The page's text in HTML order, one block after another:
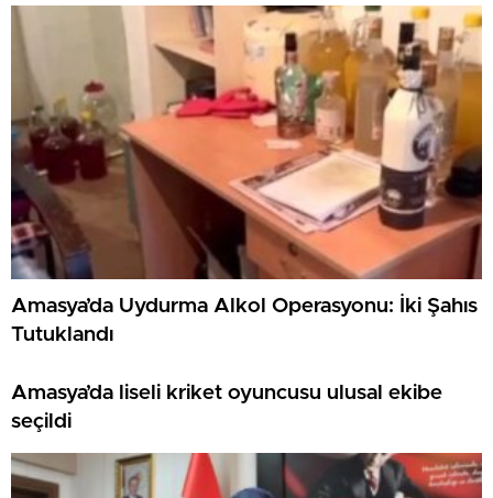
Amasya’da Uydurma Alkol Operasyonu: İki Şahıs
Tutuklandı
Amasya’da liseli kriket oyuncusu ulusal ekibe
seçildi